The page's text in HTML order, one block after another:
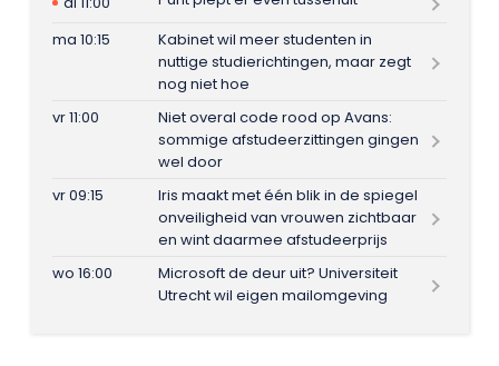
ma 10:15
Kabinet wil meer studenten in
nuttige studierichtingen, maar zegt
nog niet hoe
vr 11:00
Niet overal code rood op Avans:
sommige afstudeerzittingen gingen
wel door
vr 09:15
Iris maakt met één blik in de spiegel
onveiligheid van vrouwen zichtbaar
en wint daarmee afstudeerprijs
wo 16:00
Microsoft de deur uit? Universiteit
Utrecht wil eigen mailomgeving